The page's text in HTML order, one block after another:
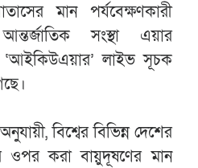
মান পর্যবেক্ষণকারী
আন্তর্জাতিক সংস্থা এয়ার
‘আইকিউএয়ার’ লাইভ সূচক
বিশ্বের বিভিন্ন দেশের
ওপর করা বায়ুদূষণের মান